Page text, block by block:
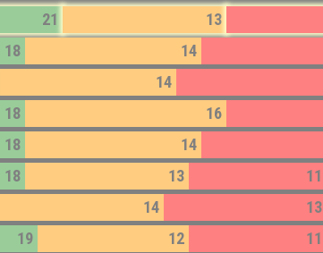
21 13
18 14
14
18 16
18 14
18 13 11
14 13
19 12 11